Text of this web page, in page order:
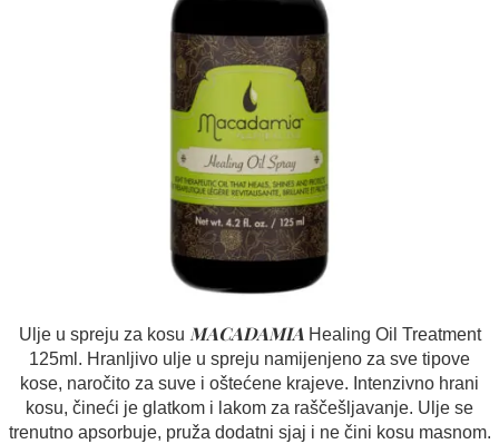
Ulje u spreju za kosu MACADAMIAHealing Oil Treatment
125ml. Hranljivo ulje u spreju namijenjeno za sve tipove
kose, naročito za suve i oštećene krajeve. Intenzivno hrani
kosu, čineći je glatkom i lakom za raščešljavanje. Ulje se
trenutno apsorbuje, pruža dodatni sjaj i ne čini kosu masnom.